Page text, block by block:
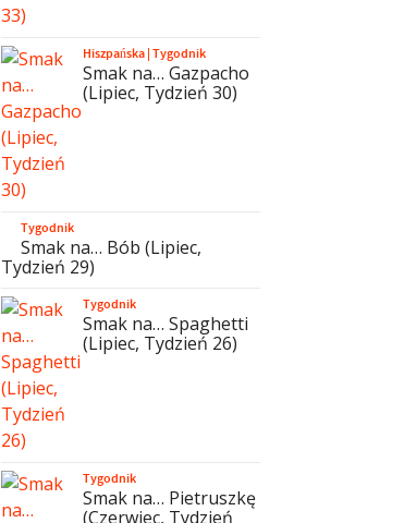
Hiszpańska|Tygodnik
Smak na… Gazpacho
(Lipiec, Tydzień 30)
Tygodnik
Smak na… Bób (Lipiec,
Tydzień 29)
Tygodnik
Smak na… Spaghetti
(Lipiec, Tydzień 26)
Tygodnik
Smak na… Pietruszkę
(Czerwiec, Tydzień